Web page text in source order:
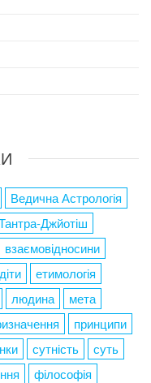
Ведична Астрологія
Джйотіш
взаємовідносини
діти
етимологія
людина
мета
принципи
сутність
суть
філософія